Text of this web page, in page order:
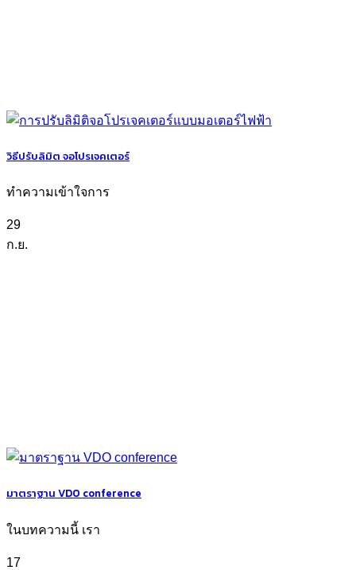
วิธีปรับลิมิต จอโปรเจคเตอร์
ทำความเข้าใจการ
29
ก.ย.
มาตราฐาน VDO conference
ในบทความนี้ เรา
17